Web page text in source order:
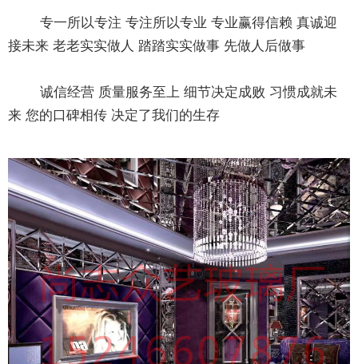
专一所以专注 专注所以专业 专业赢得信赖 真诚迎
接未来 老老实实做人 踏踏实实做事 先做人后做事
诚信经营 质量服务至上 细节决定成败 习惯成就未
来 您的口碑相传 决定了我们的生存